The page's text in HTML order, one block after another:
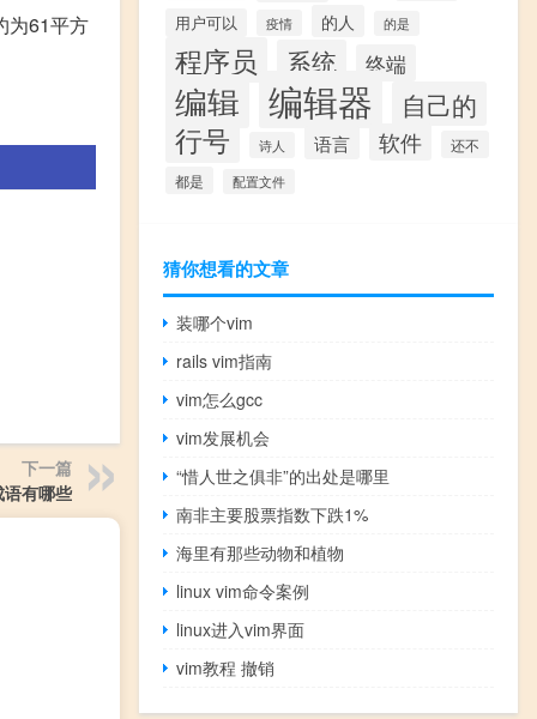
为61平方
下一篇
有哪些
用户可以 疫情 的人 的是
程序员 系统 终端
编辑 编辑器 自己的
行号 诗人 语言 软件
还不
都是
配置文件
猜你想看的文章
装哪个vim
rails vim指南
vim怎么gcc
vim发展机会
“惜人世之俱非”的出处是哪里
南非主要股票指数下跌1%
海里有那些动物和植物
linux vim命令案例
linux进入vim界面
vim教程 撤销